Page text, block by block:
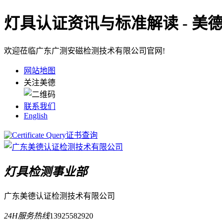
灯具认证资讯与标准解读 - 美
欢迎莅临广东广测安磁检测技术有限公司官网!
网站地图
关注美德
联系我们
English
证书查询
灯具检测事业部
广东美德认证检测技术有限公司
24H服务热线13925582920